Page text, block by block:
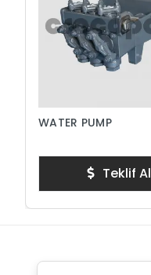
WATER PUMP
Teklif Al